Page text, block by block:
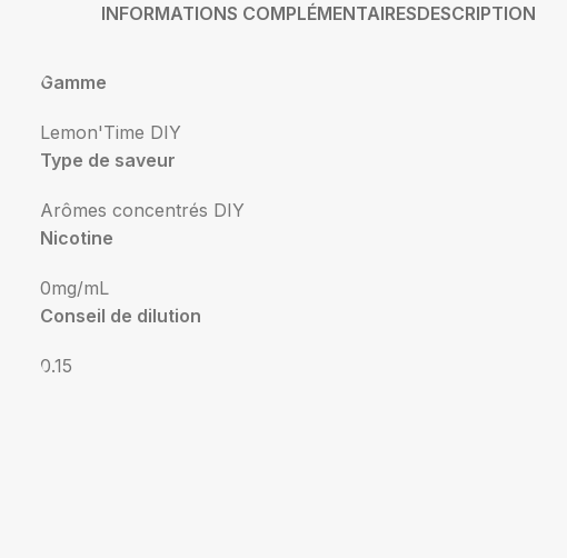
INFORMATIONS COMPLÉMENTAIRESDESCRIPTION
Gamme
Lemon'Time DIY
Type de saveur
Arômes concentrés DIY
Nicotine
0mg/mL
Conseil de dilution
0.15